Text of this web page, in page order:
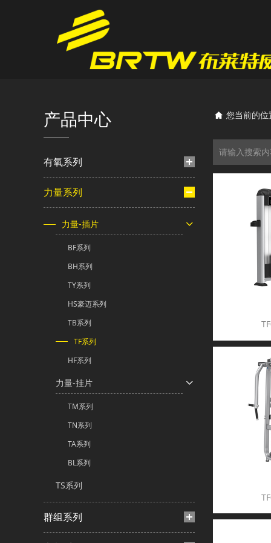
产品中心
有氧系列
力量系列
力量-插片
BF系列
BH系列
TY系列
HS豪迈系列
TB系列
TF系列
HF系列
力量-挂片
TM系列
TN系列
TA系列
BL系列
TS系列
群组系列
您当前的